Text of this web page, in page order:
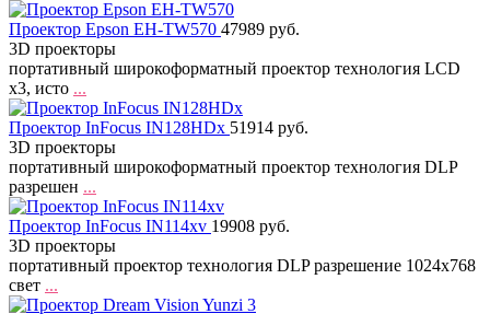
Проектор Epson EH-TW570 47989 руб.
3D проекторы
портативный широкоформатный проектор технология LCD
x3, исто ...
Проектор InFocus IN128HDx 51914 руб.
3D проекторы
портативный широкоформатный проектор технология DLP
разрешен ...
Проектор InFocus IN114xv 19908 руб.
3D проекторы
портативный проектор технология DLP разрешение 1024x768
свет ...